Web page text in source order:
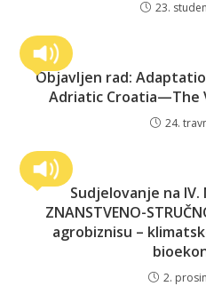
23.
Objavljen rad:
Adriatic Croatia—The
24.
Sudjelovanje na IV.
ZNANSTVENO-
agrobiznisu –
2.